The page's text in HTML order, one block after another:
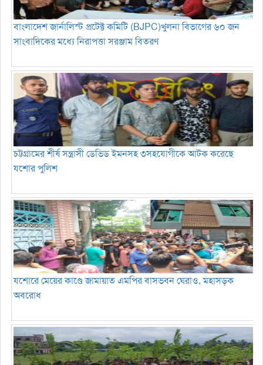
বাংলাদেশ জার্নালিস্ট প্রটেক্ট কমিটি (BJPC)খুলনা বিভাগের ৬০ জন
সাংবাদিকের মধ্যে নিরাপত্তা সরঞ্জাম বিতরণ
চট্টগ্রামের শীর্ষ সন্ত্রাসী ডেভিড ইমনসহ ৩সহযোগীকে আটক করেছে
যশোর পুলিশ
যশোরে মেয়ের কাণ্ডে জামায়াত এমপির বাসভবন ঘেরাও, মহাসড়ক
অবরোধ